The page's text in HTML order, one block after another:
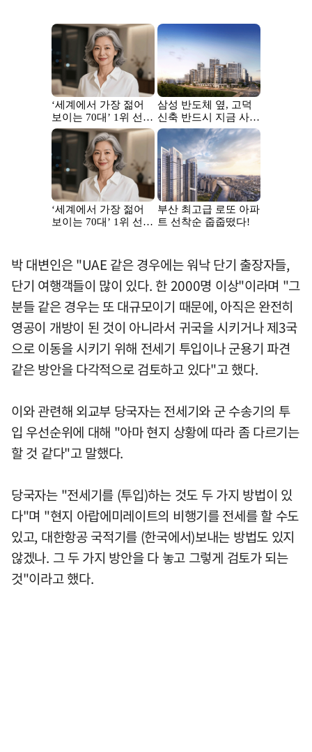
박 대변인은 "UAE 같은 경우에는 워낙 단기 출장자들,
단기 여행객들이 많이 있다. 한 2000명 이상"이라며 "그
분들 같은 경우는 또 대규모이기 때문에, 아직은 완전히
영공이 개방이 된 것이 아니라서 귀국을 시키거나 제3국
으로 이동을 시키기 위해 전세기 투입이나 군용기 파견
같은 방안을 다각적으로 검토하고 있다"고 했다.
이와 관련해 외교부 당국자는 전세기와 군 수송기의 투
입 우선순위에 대해 "아마 현지 상황에 따라 좀 다르기는
할 것 같다"고 말했다.
당국자는 "전세기를 (투입)하는 것도 두 가지 방법이 있
다"며 "현지 아랍에미레이트의 비행기를 전세를 할 수도
있고, 대한항공 국적기를 (한국에서)보내는 방법도 있지
않겠나. 그 두 가지 방안을 다 놓고 그렇게 검토가 되는
것"이라고 했다.